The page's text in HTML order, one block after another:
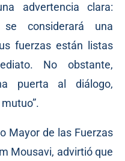
advertencia clara:
considerará una
fuerzas están listas
No obstante,
puerta al diálogo,
Mayor de las Fuerzas
Mousavi, advirtió que